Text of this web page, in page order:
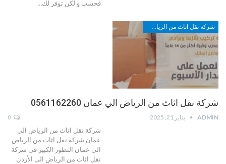
فحسب و لكن توفر لك…
شركة نقل اثاث من الرياض الي عمان
شركة نقل اثاث من الرياض الي عمان 0561162260
ADMIN يناير 21, 2025
شركة نقل اثاث من الرياض الى
عمان شركة نقل اثاث من الرياض
الي عمان التطور الكبير في شركة
نقل اثاث من الرياض الى الأردن